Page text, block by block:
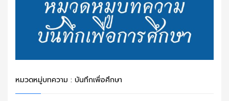
หมวดหมู่บทความ : บันทึกเพื่อศึกษา